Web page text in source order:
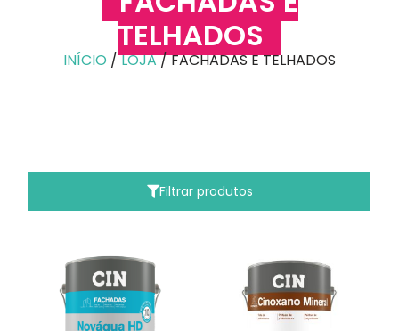
TELHADOS
INÍCIO /LOJA/ FACHADAS E TELHADOS
Filtrar produtos